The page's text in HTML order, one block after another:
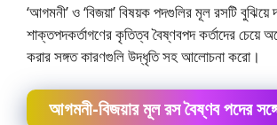
‘আগমনী’ ও ‘বিজয়া’ বিষয়ক পদগুলির মূল রসটি
শাক্তপদকর্তাগণের কৃতিত্ব বৈষ্ণবপদ কর্তাদের চেয়ে
করার সঙ্গত কারণগুলি উদ্ধৃতি সহ আলোচনা করো।
আগমনী-বিজয়ার মূল রস বৈষ্ণব পদের